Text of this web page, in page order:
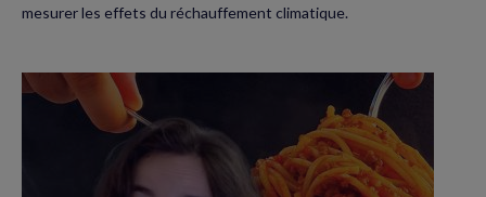
mesurer les effets du réchauffement climatique.